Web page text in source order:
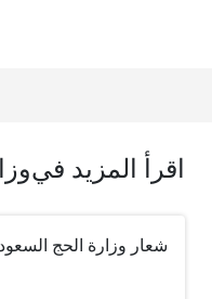
اقرأ المزيد في
شعار وزارة الحج